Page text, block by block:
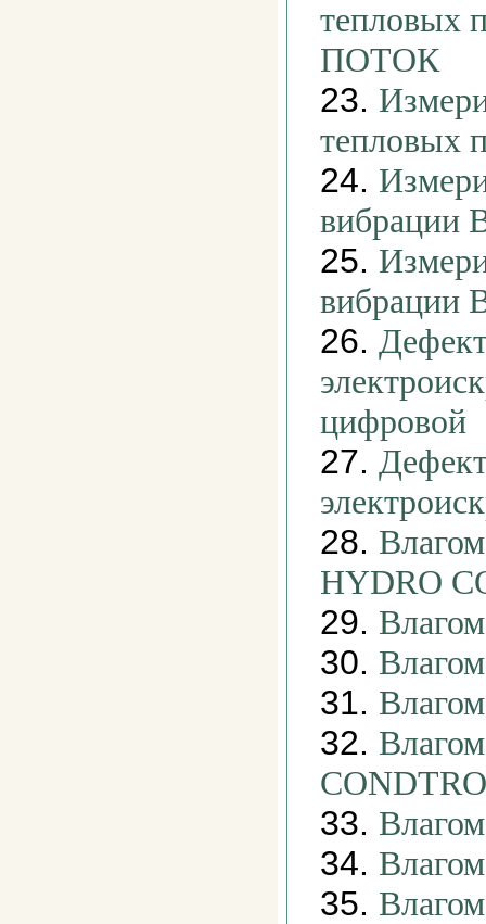
тепловых
ПОТОК
23.
тепловых
24.
вибрации
25.
вибрации
26.
цифровой
27.
28.
HYDRO
29.
30.
31.
32.
33.
34.
35.